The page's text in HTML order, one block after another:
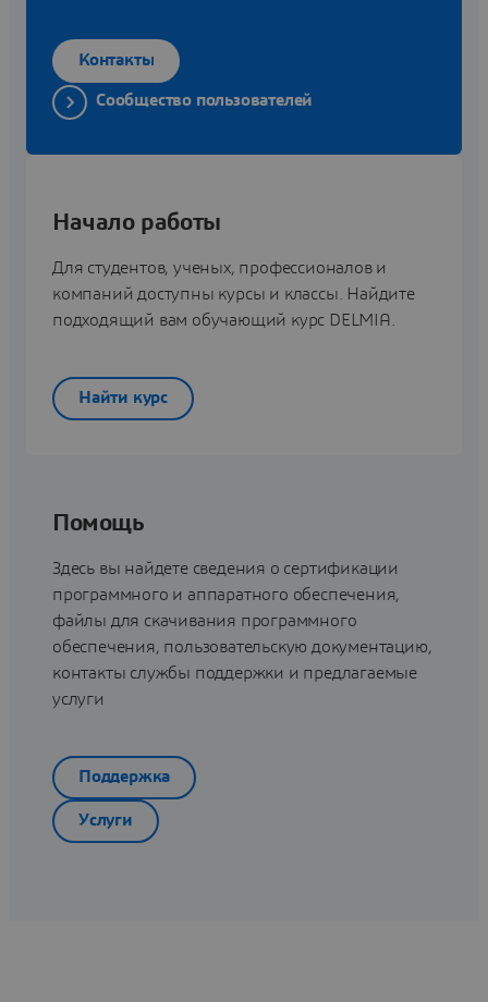
Контакты
Сообщество пользователей
Начало работы
Для студентов, ученых, профессионалов и
компаний доступны курсы и классы. Найдите
подходящий вам обучающий курс DELMIA.
Найти курс
Помощь
Здесь вы найдете сведения о сертификации
программного и аппаратного обеспечения,
файлы для скачивания программного
обеспечения, пользовательскую документацию,
контакты службы поддержки и предлагаемые
услуги
Поддержка
Услуги